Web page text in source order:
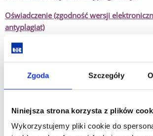
Zgoda Szczegóły
Niniejsza strona korzysta z plików
Wykorzystujemy pliki cookie do
Oświadczenie (zgodność wersji
antyplagiat)
Wniosek o wydanie dyplomu